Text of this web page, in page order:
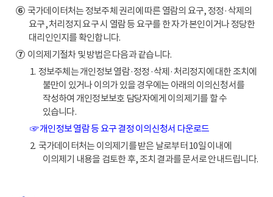
⑥국가데이터처는 정보주체 권리에 따른 열람의 요구, 정정·삭제의
요구, 처리정지 요구 시 열람 등 요구를 한 자가 본인이거나 정당한
대리인인지를 확인합니다.
⑦이의제기절차 및 방법은 다음과 같습니다.
1. 정보주체는 개인정보 열람·정정·삭제·처리정지에 대한 조치에
불만이 있거나 이의가 있을 경우에는 아래의 이의신청서를
작성하여 개인정보보호 담당자에게 이의제기를 할 수
있습니다.
☞ 개인정보 열람 등 요구 결정 이의신청서 다운로드
2. 국가데이터처는 이의제기를 받은 날로부터 10일 이내에
이의제기 내용을 검토한 후, 조치 결과를 문서로 안내드립니다.